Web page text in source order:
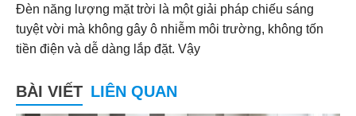
Đèn năng lượng mặt trời là một giải pháp chiếu sáng
tuyệt vời mà không gây ô nhiễm môi trường, không tốn
tiền điện và dễ dàng lắp đặt. Vậy
BÀI VIẾT LIÊN QUAN